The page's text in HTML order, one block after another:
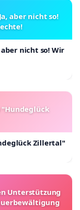
aber nicht so!
nicht so! Wir
"Hundeglück
Zillertal"
Unterstützung